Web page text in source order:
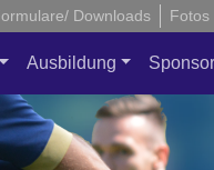
Downloads Fotos
Ausbildung